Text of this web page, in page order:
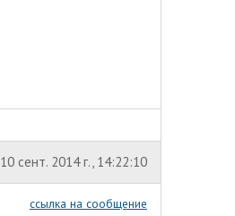
10 сент. 2014 г., 14:22:10
ссылка на сообщение